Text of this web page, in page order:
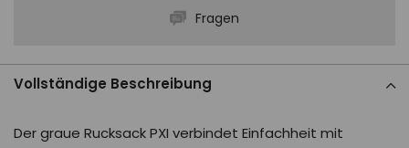
Fragen
Vollständige Beschreibung
Der graue Rucksack PXI verbindet Einfachheit mit